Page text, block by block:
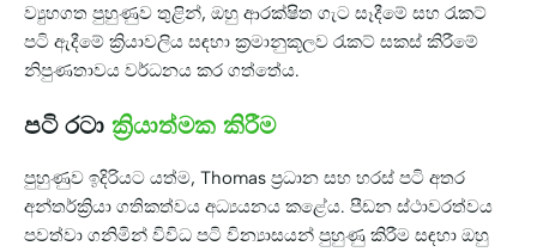
ව්‍යුහගත පුහුණුව තුළින්, ඔහු ආරක්ෂිත ගැට සෑදීමේ සහ රැකට්
පටි ඇදීමේ ක්‍රියාවලිය සඳහා ක්‍රමානුකූලව රැකට් සකස් කිරීමේ
නිපුණතාවය වර්ධනය කර ගත්තේය.
පටි රටා ක්‍රියාත්මක කිරීම
පුහුණුව ඉදිරියට යත්ම, Thomas ප්‍රධාන සහ හරස් පටි අතර
අන්තර්ක්‍රියා ගතිකත්වය අධ්‍යයනය කළේය. පීඩන ස්ථාවරත්වය
පවත්වා ගනිමින් විවිධ පටි වින්‍යාසයන් පුහුණු කිරීම සඳහා ඔහු